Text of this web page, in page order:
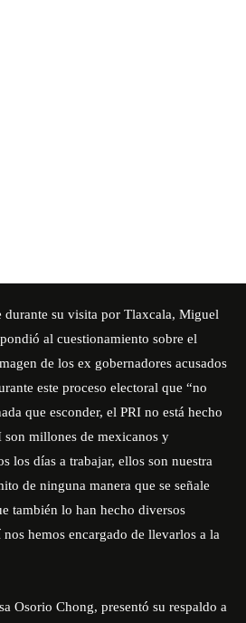
durante su visita por Tlaxcala, Miguel
al cuestionamiento sobre el
de los ex gobernadores acusados
este proceso electoral que “no
que esconder, el PRI no está hecho
millones de mexicanos y
los días a trabajar, ellos son nuestra
de ninguna manera que se señale
también lo han hecho diversos
hemos encargado de llevarlos a la
Osorio Chong, presentó su respaldo a